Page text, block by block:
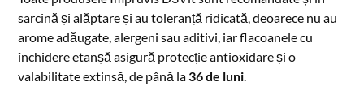
sarcină și alăptare și au toleranță ridicată, deoarece nu au
arome adăugate, alergeni sau aditivi, iar flacoanele cu
închidere etanșă asigură protecție antioxidare și o
valabilitate extinsă, de până la 36 de luni.